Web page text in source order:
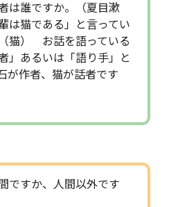
は誰ですか。（夏目漱
猫である」と言ってい
猫） お話を語っている
」あるいは「語り手」と
が作者、猫が話者です
ですか、人間以外です